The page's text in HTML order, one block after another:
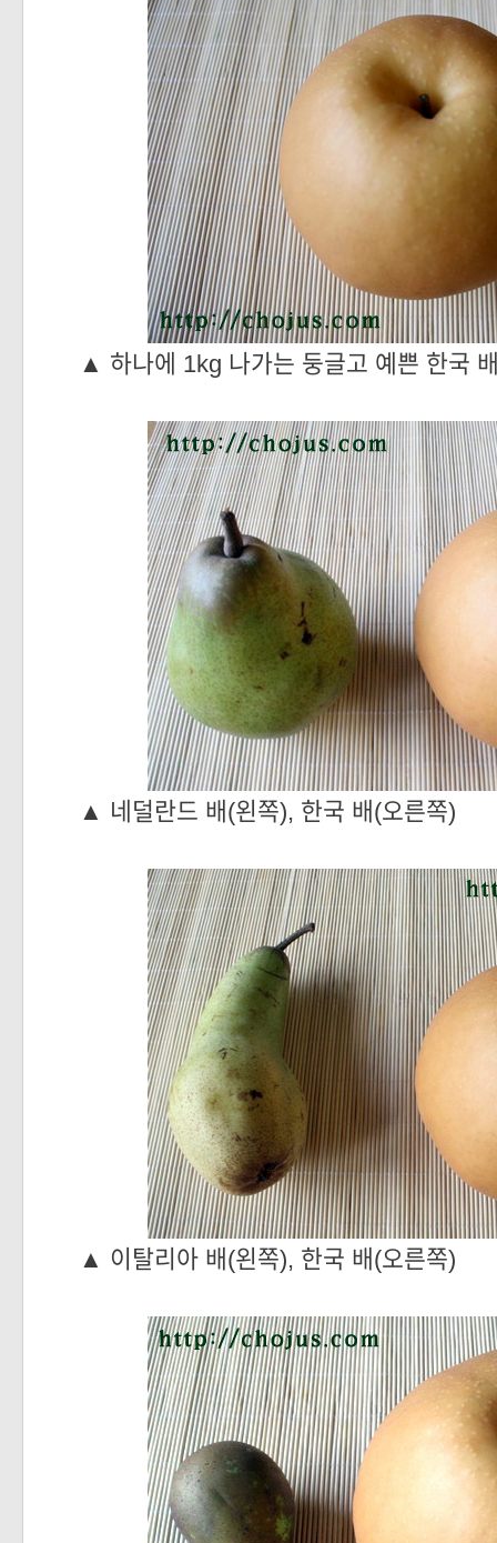
▲ 하나에 1kg 나가는 둥글고 예쁜 한국
▲ 네덜란드 배(왼쪽), 한국 배(오른쪽)
▲ 이탈리아 배(왼쪽), 한국 배(오른쪽)